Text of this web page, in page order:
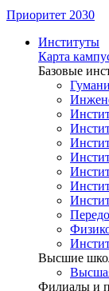
Приоритет 2030
Институты
Карта
Базовые
Высшие
Филиалы и